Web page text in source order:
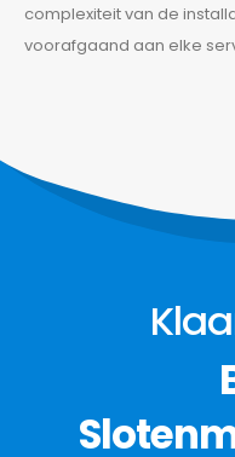
complexiteit van de
voorafgaand aan elke
Onze diensten
Inbraakbeveiliging